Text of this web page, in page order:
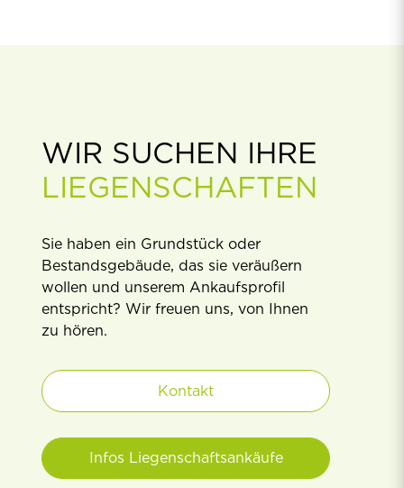
WIR SUCHEN IHRE
LIEGENSCHAFTEN
Sie haben ein Grundstück oder
Bestandsgebäude, das sie veräußern
wollen und unserem Ankaufsproﬁl
entspricht? Wir freuen uns, von Ihnen
zu hören.
Kontakt
Infos Liegenschaftsankäufe